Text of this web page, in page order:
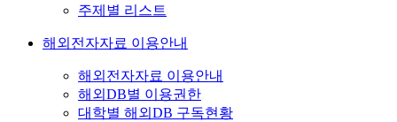
주제별 리스트
해외전자자료 이용안내
해외전자자료 이용안내
해외DB별 이용권한
대학별 해외DB 구독현황